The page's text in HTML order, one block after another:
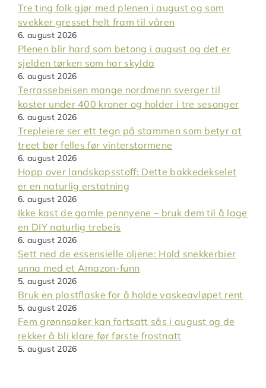
Tre ting folk gjør med plenen i august og som
svekker gresset helt fram til våren
6. august 2026
Plenen blir hard som betong i august og det er
sjelden tørken som har skylda
6. august 2026
Terrassebeisen mange nordmenn sverger til
koster under 400 kroner og holder i tre sesonger
6. august 2026
Trepleiere ser ett tegn på stammen som betyr at
treet bør felles før vinterstormene
6. august 2026
Hopp over landskapsstoff: Dette bakkedekselet
er en naturlig erstatning
6. august 2026
Ikke kast de gamle pennyene – bruk dem til å lage
en DIY naturlig trebeis
6. august 2026
Sett ned de essensielle oljene: Hold snekkerbier
unna med et Amazon-funn
5. august 2026
Bruk en plastflaske for å holde vaskeavløpet rent
5. august 2026
Fem grønnsaker kan fortsatt sås i august og de
rekker å bli klare før første frostnatt
5. august 2026